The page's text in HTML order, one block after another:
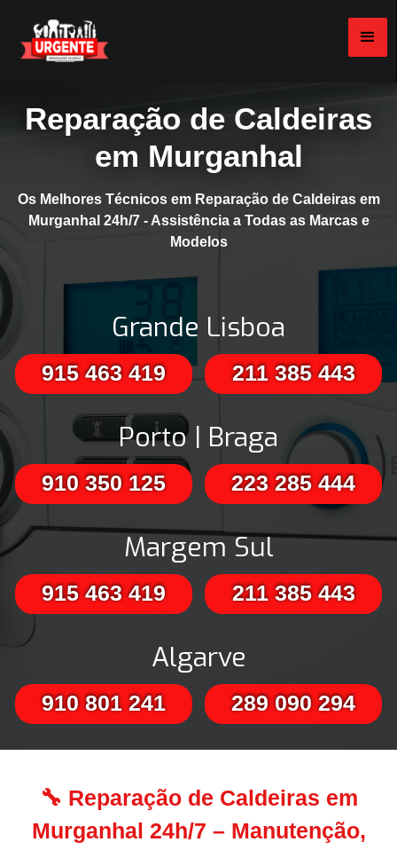
Reparação de Caldeiras
em Murganhal
Os Melhores Técnicos em Reparação de Caldeiras em
Murganhal 24h/7 - Assistência a Todas as Marcas e
Modelos
Grande Lisboa
915 463 419 211 385 443
Porto | Braga
910 350 125 223 285 444
Margem Sul
915 463 419 211 385 443
Algarve
910 801 241 289 090 294
🔧 Reparação de Caldeiras em
Murganhal 24h/7 – Manutenção,